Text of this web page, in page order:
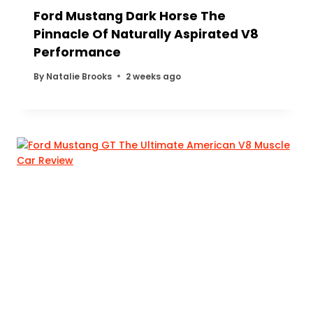
Ford Mustang Dark Horse The
Pinnacle Of Naturally Aspirated V8
Performance
By Natalie Brooks 2 weeks ago